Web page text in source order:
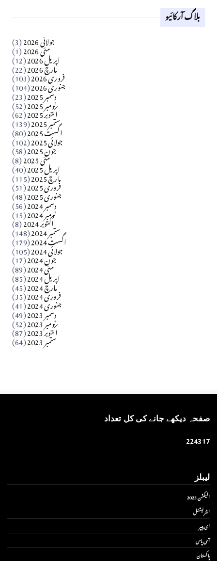
Apr 18, 2026
آزاد کشمیر جیسے احتجاج کی ضرورت ہے؟ از،،، ظہیرالدین
بلاگ آرکائیو
جولائی 2026 (3) مئی 2026 (1) اپریل 2026 (12) مارچ 2026 (22) فروری 2026 (103) جنوری 2026 (104) دسمبر 2025 (23) نومبر 2025 (52) اکتوبر 2025 (62) ستمبر 2025 (139) اگست 2025 (80) جولائی 2025 (102) جون 2025 (58) مئی 2025 (8) اپریل 2025 (40) مارچ 2025 (115) فروری 2025 (51) جنوری 2025 (48) دسمبر 2024 (56) نومبر 2024 (15) اکتوبر 2024 (8) ستمبر 2024 (148) اگست 2024 (179) جولائی 2024 (105) جون 2024 (17) مئی 2024 (89) اپریل 2024 (85) مارچ 2024 (45) فروری 2024 (35) جنوری 2024 (41) دسمبر 2023 (49) نومبر 2023 (52) اکتوبر 2023 (87) ستمبر 2023 (64)
صفحہ دیکھے جانے کی کل تعداد
224317
لیبلز
الیکشن 2023
انٹر نیشنل
ای پیپر
آس پاس
پاکستان